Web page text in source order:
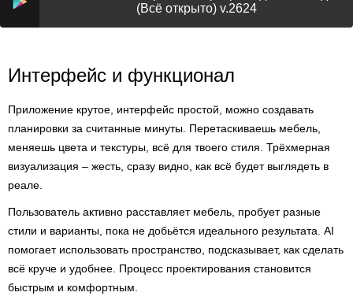
(Всё открыто) v.2624
Интерфейс и функционал
Приложение крутое, интерфейс простой, можно создавать
планировки за считанные минуты. Перетаскиваешь мебель,
меняешь цвета и текстуры, всё для твоего стиля. Трёхмерная
визуализация – жесть, сразу видно, как всё будет выглядеть в
реале.
Пользователь активно расставляет мебель, пробует разные
стили и варианты, пока не добьётся идеального результата. AI
помогает использовать пространство, подсказывает, как сделать
всё круче и удобнее. Процесс проектирования становится
быстрым и комфортным.